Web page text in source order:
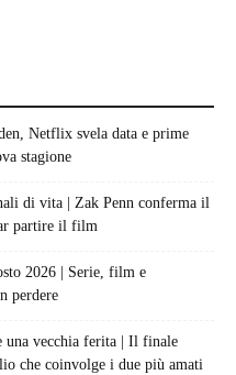
Netflix svela data e prime
stagione
di vita | Zak Penn conferma il
partire il film
2026 | Serie, film e
perdere
una vecchia ferita | Il finale
che coinvolge i due più amati